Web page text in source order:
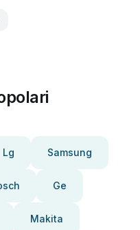
Lg Samsung
Ge
Makita